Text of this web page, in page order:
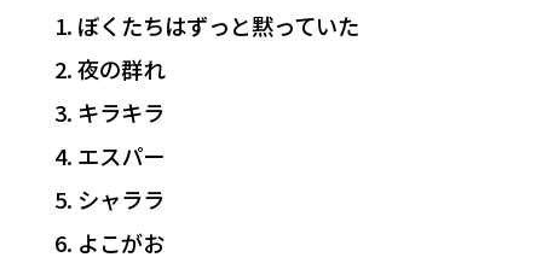
1. ぼくたちはずっと黙っていた
2. 夜の群れ
3. キラキラ
4. エスパー
5. シャララ
6. よこがお